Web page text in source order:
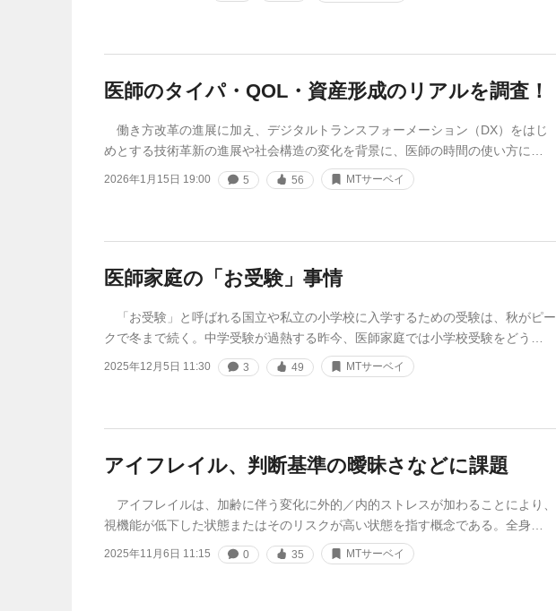
医師のタイパ・QOL・資産形成のリアルを調査！
働き方改革の進展に加え、デジタルトランスフォーメーション（DX）をはじ
めとする技術革新の進展や社会構造の変化を背景に、医師の時間の使い方に…
2026年1月15日 19:00 5 56 MTサーベイ
医師家庭の「お受験」事情
「お受験」と呼ばれる国立や私立の小学校に入学するための受験は、秋がピー
クで冬まで続く。中学受験が過熱する昨今、医師家庭では小学校受験をどう…
2025年12月5日 11:30 3 49 MTサーベイ
アイフレイル、判断基準の曖昧さなどに課題
アイフレイルは、加齢に伴う変化に外的／内的ストレスが加わることにより、
視機能が低下した状態またはそのリスクが高い状態を指す概念である。全身…
2025年11月6日 11:15 0 35 MTサーベイ